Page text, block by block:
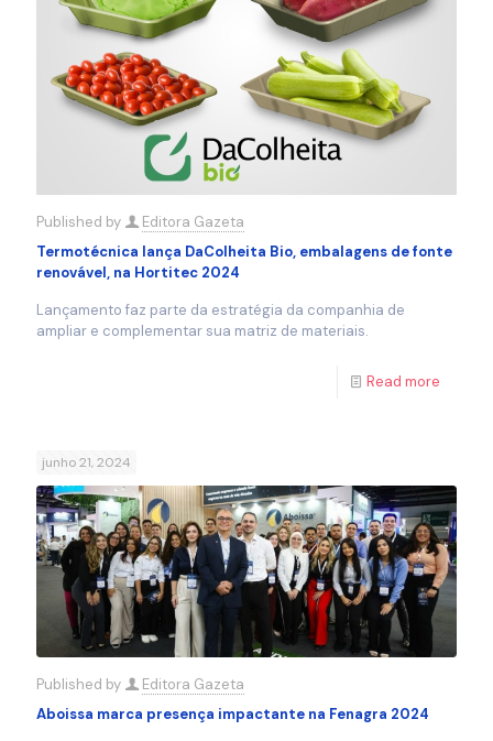
Published by
Editora Gazeta
Termotécnica lança DaColheita Bio, embalagens de fonte
renovável, na Hortitec 2024
Lançamento faz parte da estratégia da companhia de
ampliar e complementar sua matriz de materiais.
Read more
junho 21, 2024
Published by
Editora Gazeta
Aboissa marca presença impactante na Fenagra 2024